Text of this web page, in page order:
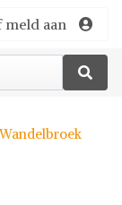
meld aan